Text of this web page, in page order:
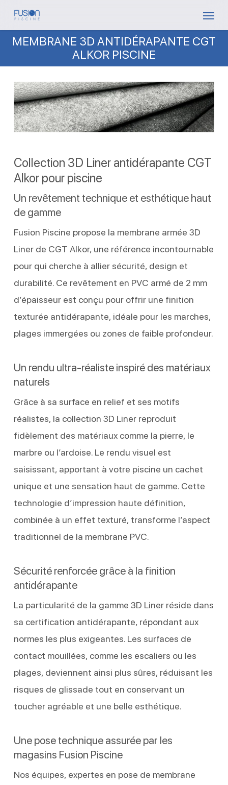
Skip
mainMEMBRANE 3D ANTIDÉRAPANTE CGT
ALKOR PISCINE
Collection 3D Liner antidérapante CGT
Alkor pour piscine
Un revêtement technique et esthétique haut
de gamme
Fusion Piscine propose la membrane armée 3D
Liner de CGT Alkor, une référence incontournable
pour qui cherche à allier sécurité, design et
durabilité. Ce revêtement en PVC armé de 2 mm
d’épaisseur est conçu pour offrir une finition
texturée antidérapante, idéale pour les marches,
plages immergées ou zones de faible profondeur.
Un rendu ultra-réaliste inspiré des matériaux
naturels
Grâce à sa surface en relief et ses motifs
réalistes, la collection 3D Liner reproduit
fidèlement des matériaux comme la pierre, le
marbre ou l’ardoise. Le rendu visuel est
saisissant, apportant à votre piscine un cachet
unique et une sensation haut de gamme. Cette
technologie d’impression haute définition,
combinée à un effet texturé, transforme l’aspect
traditionnel de la membrane PVC.
Sécurité renforcée grâce à la finition
antidérapante
La particularité de la gamme 3D Liner réside dans
sa certification antidérapante, répondant aux
normes les plus exigeantes. Les surfaces de
contact mouillées, comme les escaliers ou les
plages, deviennent ainsi plus sûres, réduisant les
risques de glissade tout en conservant un
toucher agréable et une belle esthétique.
Une pose technique assurée par les
magasins Fusion Piscine
Nos équipes, expertes en pose de membrane